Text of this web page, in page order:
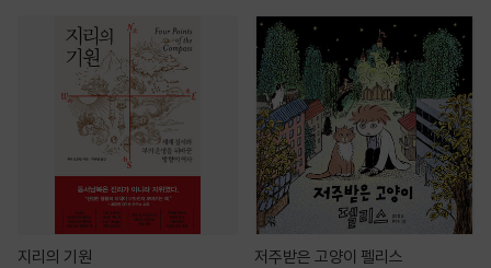
지리의 기원 저주받은 고양이 펠리스